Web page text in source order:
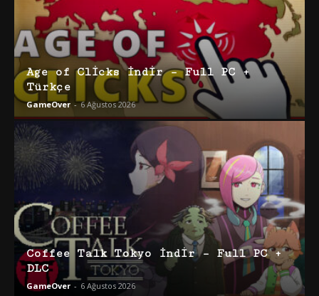
Age of Clicks İndir – Full PC +
Türkçe
GameOver - 6 Ağustos 2026
Coffee Talk Tokyo İndir – Full PC +
DLC
GameOver - 6 Ağustos 2026